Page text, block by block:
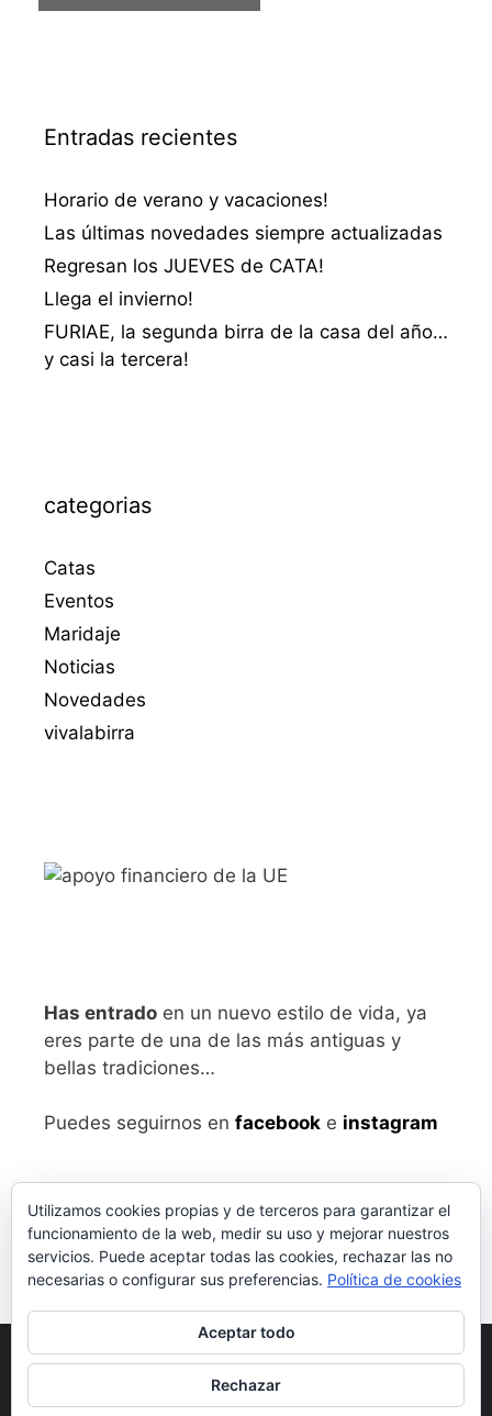
Entradas recientes
Horario de verano y vacaciones!
Las últimas novedades siempre actualizadas
Regresan los JUEVES de CATA!
Llega el invierno!
FURIAE, la segunda birra de la casa del año…
y casi la tercera!
categorias
Catas
Eventos
Maridaje
Noticias
Novedades
vivalabirra
Has entrado en un nuevo estilo de vida, ya
eres parte de una de las más antiguas y
bellas tradiciones…
Puedes seguirnos en facebook e instagram
Aviso legaly Política de Privacidad
Condiciones generales de compra
Utilizamos cookies propias y de terceros para garantizar el
funcionamiento de la web, medir su uso y mejorar nuestros
servicios. Puede aceptar todas las cookies, rechazar las no
necesarias o configurar sus preferencias. Política de cookies
Aceptar todo
Rechazar